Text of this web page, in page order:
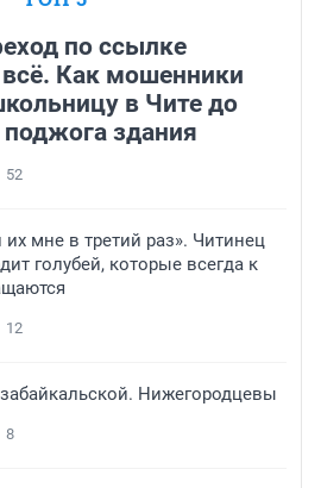
по ссылке
Как мошенники
в Чите до
здания
52
мне в третий раз». Читинец
голубей, которые всегда к
12
Нижегородцевы
8